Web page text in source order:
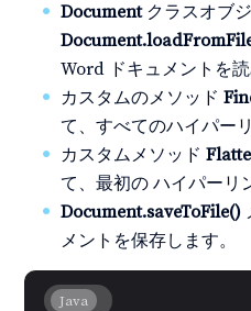
Documentクラスオブ
Word ドキュメントを読
カスタムのメソッド
て、すべてのハイパー
カスタムメソッド
て、最初の ハイパーリ
Document.saveToFile()
メントを保存します。
Java